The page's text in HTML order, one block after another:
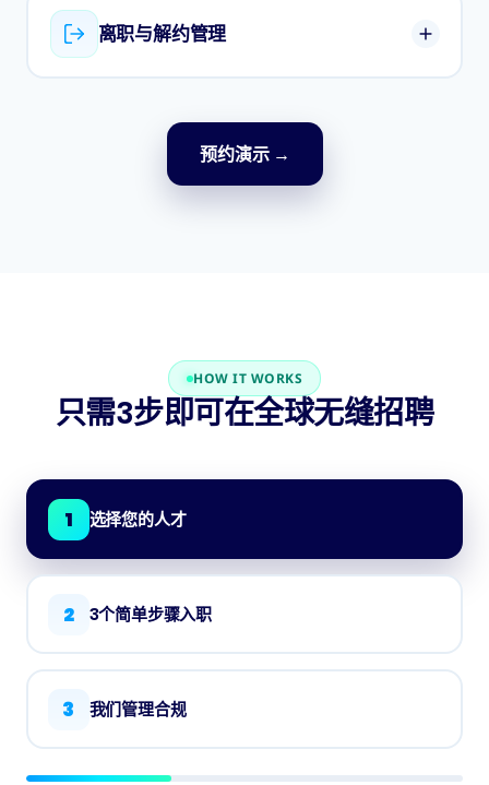
离职与解约管理
预约演示→
HOW IT WORKS
只需3步即可在全球无缝招聘
1 选择您的人才
2 3个简单步骤入职
3 我们管理合规